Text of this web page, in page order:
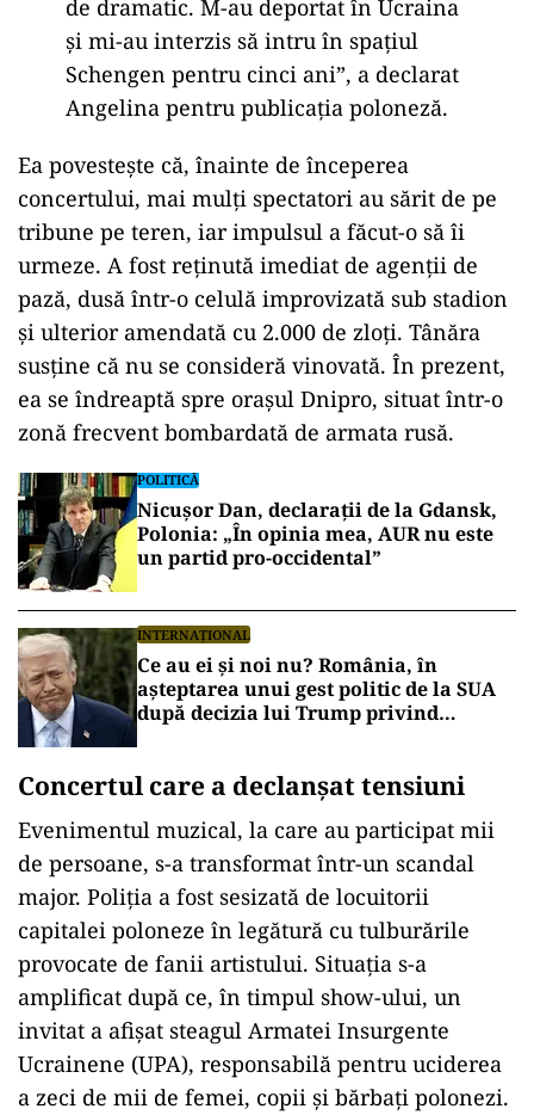
de dramatic. M-au deportat în Ucraina
și mi-au interzis să intru în spațiul
Schengen pentru cinci ani”, a declarat
Angelina pentru publicația poloneză.
Ea povestește că, înainte de începerea
concertului, mai mulți spectatori au sărit de pe
tribune pe teren, iar impulsul a făcut-o să îi
urmeze. A fost reținută imediat de agenții de
pază, dusă într-o celulă improvizată sub stadion
și ulterior amendată cu 2.000 de zloți. Tânăra
susține că nu se consideră vinovată. În prezent,
ea se îndreaptă spre orașul Dnipro, situat într-o
zonă frecvent bombardată de armata rusă.
POLITICĂ
Nicușor Dan, declarații de la Gdansk,
Polonia: „În opinia mea, AUR nu este
un partid pro-occidental”
INTERNAȚIONAL
Ce au ei şi noi nu? România, în
așteptarea unui gest politic de la SUA
după decizia lui Trump privind
Concertul care a declanșat tensiuni
Evenimentul muzical, la care au participat mii
de persoane, s-a transformat într-un scandal
major. Poliția a fost sesizată de locuitorii
capitalei poloneze în legătură cu tulburările
provocate de fanii artistului. Situația s-a
amplificat după ce, în timpul show-ului, un
invitat a afișat steagul Armatei Insurgente
Ucrainene (UPA), responsabilă pentru uciderea
a zeci de mii de femei, copii și bărbați polonezi.